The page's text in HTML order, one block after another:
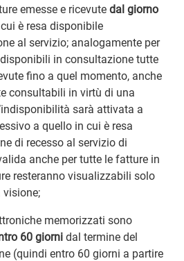
emesse e ricevute dal giorno
è resa disponibile
al servizio; analogamente per
in consultazione tutte
fino a quel momento, anche
consultabili in virtù di una
sarà attivata a
a quello in cui è resa
di recesso al servizio di
anche per tutte le fatture in
resteranno visualizzabili solo
visione;
memorizzati sono
60 giorni dal termine del
(quindi entro 60 giorni a partire